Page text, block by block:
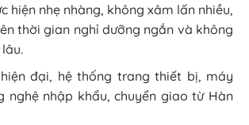
hiện nhẹ nhàng, không xâm lấn nhiều,
thời gian nghỉ dưỡng ngắn và không
đại, hệ thống trang thiết bị, máy
nghệ nhập khẩu, chuyển giao từ Hàn